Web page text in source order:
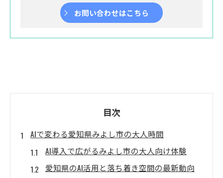
お問い合わせはこちら
目次
AIで変わる愛知県みよし市の大人時間
AI導入で広がるみよし市の大人向け体験
愛知県のAI活用と落ち着き空間の最新動向